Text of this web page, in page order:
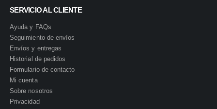
SERVICIO AL CLIENTE
Ayuda y FAQs
Seguimiento de envíos
Envíos y entregas
Historial de pedidos
Formulario de contacto
Mi cuenta
Sobre nosotros
Privacidad